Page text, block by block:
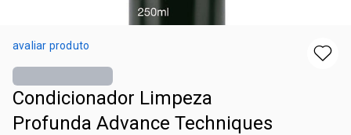
avaliar produto
Condicionador Limpeza
Profunda Advance Techniques